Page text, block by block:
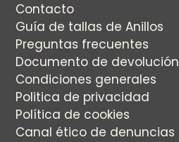
Contacto
Guía de tallas de Anillos
Preguntas frecuentes
Documento de devolución
Condiciones generales
Politica de privacidad
Política de cookies
Canal ético de denuncias